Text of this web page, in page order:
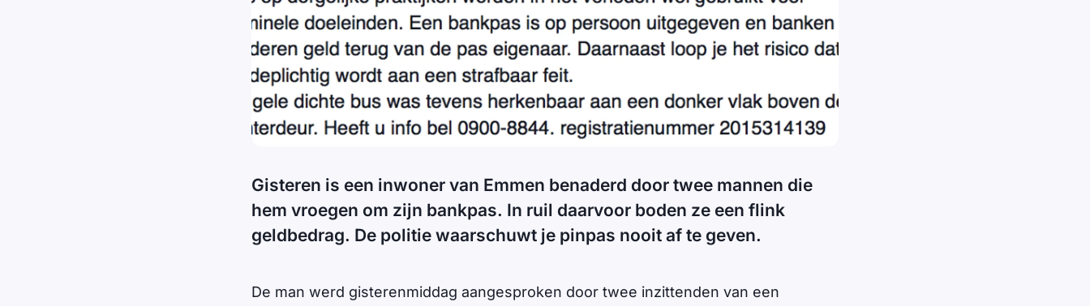
Gisteren is een inwoner van Emmen benaderd door twee mannen die
hem vroegen om zijn bankpas. In ruil daarvoor boden ze een flink
geldbedrag. De politie waarschuwt je pinpas nooit af te geven.
De man werd gisterenmiddag aangesproken door twee inzittenden van een